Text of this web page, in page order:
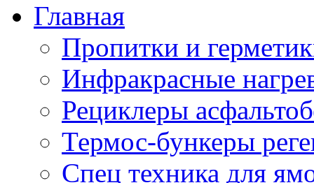
Главная
Пропитки и
Инфракрасные
Рециклеры
Термос-бункеры
Спец техника для